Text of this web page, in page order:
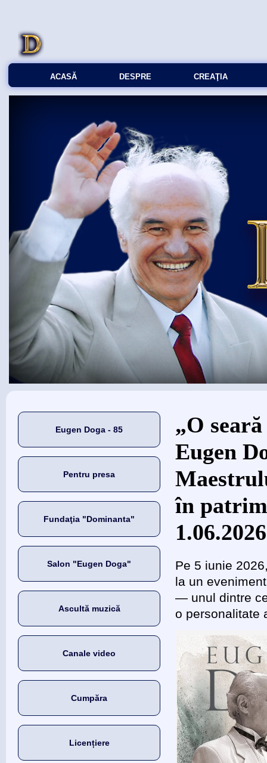
ACASĂ DESPRE CREAŢIA
Eugen Doga - 85
Pentru presa
Fundaţia "Dominanta"
Salon "Eugen Doga"
Ascultă muzică
Canale video
Cumpăra
Licențiere
Eşti aici
„O
Eugen
în
1.06.2026
Pe 5 iunie
la un
— unul dintre
o personalitate